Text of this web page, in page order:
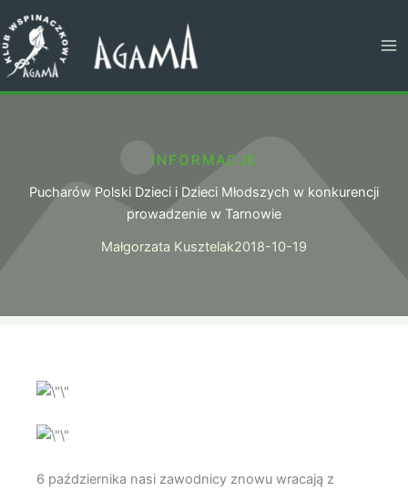
do
treści
INFORMACJE
Pucharów Polski Dzieci i Dzieci Młodszych w konkurencji
prowadzenie w Tarnowie
Małgorzata Kusztelak2018-10-19
6 października nasi zawodnicy znowu wracają z